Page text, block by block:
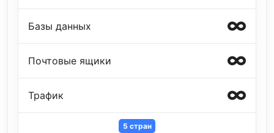
Базы данных
Почтовые ящики
Трафик
5 стран